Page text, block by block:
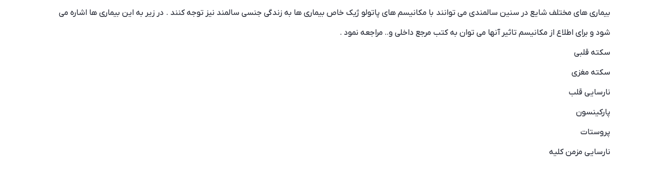
بیماری های مختلف شایع در سنین سالمندی می توانند با مکانیسم های پاتولو ژیک خاص بیماری ها به زندگی جنسی سالمند نیز توجه کنند . در زیر به این بیماری ها اشاره می
شود و برای اطلاع از مکانیسم تاثیر آنها می توان به کتب مرجع داخلی و.. مراجعه نمود .
سکته قلبی
سکته مغزی
نارسایی قلب
پارکینسون
پروستات
نارسایی مزمن کلیه